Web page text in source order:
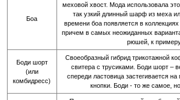
Боа
меховой хвост. Мода использовала
так узкий длинный шарф из меха
времени боа появляется в
причем в самых неожиданных
рюшей, к
Боди шорт
(или
комбидресс)
Своеобразный гибрид трикотажной
свитера с трусиками. Боди шорт –
спереди ластовица застегивается
кнопки. Боди - то же самое,